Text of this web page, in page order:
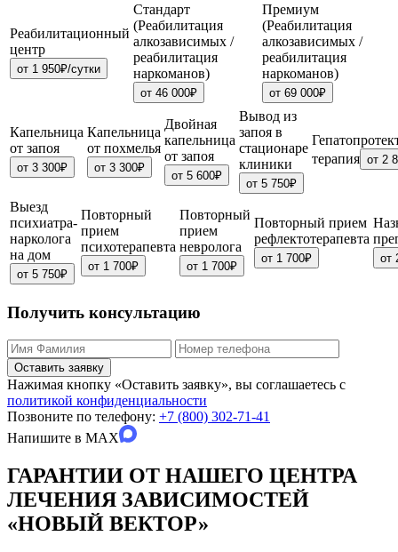
Реабилитационный
центр
от 1 950₽/сутки
Стандарт
(Реабилитация
алкозависимых /
реабилитация
наркоманов)
от 46 000₽
Премиум
(Реабилитация
алкозависимых /
реабилитация
наркоманов)
от 69 000₽
Капельница
от запоя
от 3 300₽
Капельница
от похмелья
от 3 300₽
Двойная
капельница
от запоя
от 5 600₽
Вывод из
запоя в
стационаре
клиники
от 5 750₽
терапия от 2
Выезд
психиатра-
нарколога
на дом
от 5 750₽
Повторный
прием
психотерапевта
от 1 700₽
Повторный
прием
невролога
от 1 700₽
Повторный прием
рефлектотерапевта
от 1 700₽ от
Получить консультацию
Оставить заявку
Нажимая кнопку «Оставить заявку», вы соглашаетесь с
политикой конфиденциальности
Позвоните по телефону: +7 (800) 302-71-41
Напишите в MAX
ГАРАНТИИ ОТ НАШЕГО ЦЕНТРА
ЛЕЧЕНИЯ ЗАВИСИМОСТЕЙ
«НОВЫЙ ВЕКТОР»